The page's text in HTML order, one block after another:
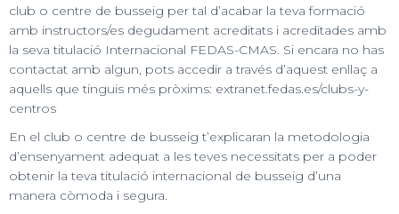
club o centre de busseig per tal d’acabar la teva formació
amb instructors/es degudament acreditats i acreditades amb
la seva titulació Internacional FEDAS-CMAS. Si encara no has
contactat amb algun, pots accedir a través d’aquest enllaç a
aquells que tinguis més pròxims: extranet.fedas.es/clubs-y-
centros
En el club o centre de busseig t’explicaran la metodologia
d’ensenyament adequat a les teves necessitats per a poder
obtenir la teva titulació internacional de busseig d’una
manera còmoda i segura.